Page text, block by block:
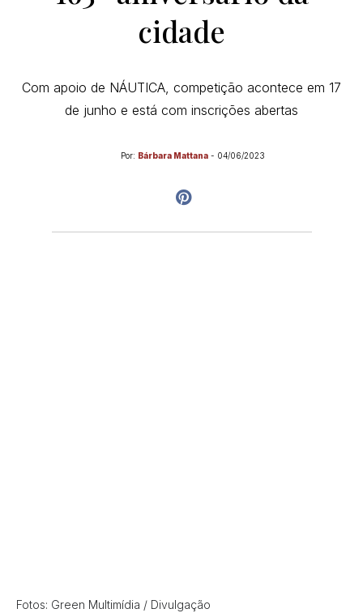
cidade
Com apoio de NÁUTICA, competição acontece em 17
de junho e está com inscrições abertas
Por: Bárbara Mattana - 04/06/2023
Fotos: Green Multimídia / Divulgação